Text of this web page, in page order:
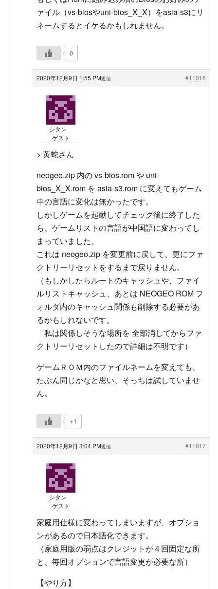
ァイル（vs-biosやuni-bios_X_X）をasia-s3にリ
ネームするとイケるかもしれません。
0
2020年12月9日 1:55 PM #11016
返信
シタン
ゲスト
> 黄蛇さん
neogeo.zip 内の vs-bios.rom や uni-
bios_X_X.rom を asia-s3.rom に変えてもゲーム
中の言語に変化は無かったです。
しかしゲームを起動してチェック後に終了した
ら、ゲームリストの言語が中国語に変わってし
まっていました。
これは neogeo.zip を変更前に戻して、更にファ
クトリーリセットをするまで戻りません。
（もしかしたらルートのキャッシュや、ファイ
ルリストキャッシュ、あとは NEOGEO ROM フ
ォルダ内のキャッシュ関係も削除する必要があ
るかもしれないです。
私は関係しそうな場所を 全部消してからファ
クトリーリセットしたので詳細は不明です）
ゲームＲＯＭ内のファイルネームを変えても、
たぶん同じかなと思い、そっちは試していませ
ん。
+1
2020年12月9日 3:04 PM #11017
返信
シタン
ゲスト
家庭用仕様に変わってしまいますが、オプショ
ンがあるので日本語化できます。
（家庭用版の弱点はクレジットが４回固定な所
と、毎回オプションで言語変更が必要な所）
【やり方】